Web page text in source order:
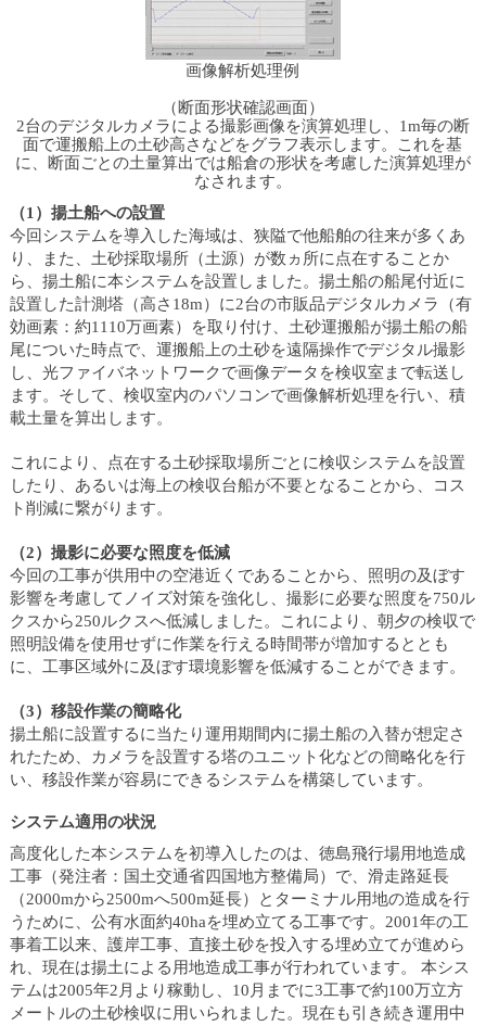
画像解析処理例
（断面形状確認画面）
2台のデジタルカメラによる撮影画像を演算処理し、1m毎の断
面で運搬船上の土砂高さなどをグラフ表示します。これを基
に、断面ごとの土量算出では船倉の形状を考慮した演算処理が
なされます。
（1）揚土船への設置
今回システムを導入した海域は、狭隘で他船舶の往来が多くあ
り、また、土砂採取場所（土源）が数ヵ所に点在することか
ら、揚土船に本システムを設置しました。揚土船の船尾付近に
設置した計測塔（高さ18m）に2台の市販品デジタルカメラ（有
効画素：約1110万画素）を取り付け、土砂運搬船が揚土船の船
尾についた時点で、運搬船上の土砂を遠隔操作でデジタル撮影
し、光ファイバネットワークで画像データを検収室まで転送し
ます。そして、検収室内のパソコンで画像解析処理を行い、積
載土量を算出します。
これにより、点在する土砂採取場所ごとに検収システムを設置
したり、あるいは海上の検収台船が不要となることから、コス
ト削減に繋がります。
（2）撮影に必要な照度を低減
今回の工事が供用中の空港近くであることから、照明の及ぼす
影響を考慮してノイズ対策を強化し、撮影に必要な照度を750ル
クスから250ルクスへ低減しました。これにより、朝夕の検収で
照明設備を使用せずに作業を行える時間帯が増加するととも
に、工事区域外に及ぼす環境影響を低減することができます。
（3）移設作業の簡略化
揚土船に設置するに当たり運用期間内に揚土船の入替が想定さ
れたため、カメラを設置する塔のユニット化などの簡略化を行
い、移設作業が容易にできるシステムを構築しています。
システム適用の状況
高度化した本システムを初導入したのは、徳島飛行場用地造成
工事（発注者：国土交通省四国地方整備局）で、滑走路延長
（2000mから2500mへ500m延長）とターミナル用地の造成を行
うために、公有水面約40haを埋め立てる工事です。2001年の工
事着工以来、護岸工事、直接土砂を投入する埋め立てが進めら
れ、現在は揚土による用地造成工事が行われています。 本シス
テムは2005年2月より稼動し、10月までに3工事で約100万立方
メートルの土砂検収に用いられました。現在も引き続き運用中